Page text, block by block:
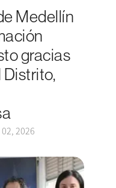
Medellín
gracias
Distrito,
2026